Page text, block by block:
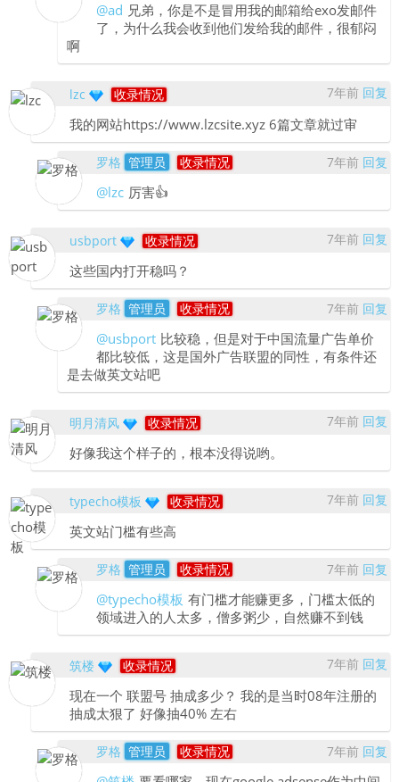
@ad 兄弟，你是不是冒用我的邮箱给exo发邮件
了，为什么我会收到他们发给我的邮件，很郁闷
啊
lzc 收录情况 7年前 回复
我的网站https://www.lzcsite.xyz 6篇文章就过审
罗格 管理员 收录情况 7年前 回复
@lzc 厉害👍
usbport 收录情况 7年前 回复
这些国内打开稳吗？
罗格 管理员 收录情况 7年前 回复
@usbport 比较稳，但是对于中国流量广告单价
都比较低，这是国外广告联盟的同性，有条件还
是去做英文站吧
明月清风 收录情况 7年前 回复
好像我这个样子的，根本没得说哟。
typecho模板 收录情况 7年前 回复
英文站门槛有些高
罗格 管理员 收录情况 7年前 回复
@typecho模板 有门槛才能赚更多，门槛太低的
领域进入的人太多，僧多粥少，自然赚不到钱
筑楼 收录情况 7年前 回复
现在一个 联盟号 抽成多少？ 我的是当时08年注册的
抽成太狠了 好像抽40% 左右
罗格 管理员 收录情况 7年前 回复